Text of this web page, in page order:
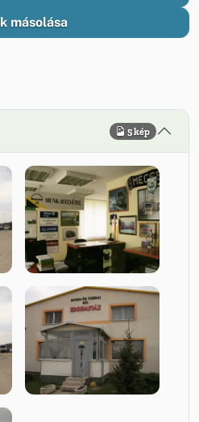
másolása
5 kép